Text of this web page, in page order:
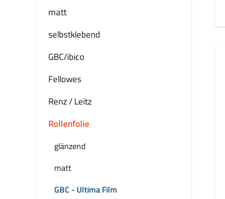
matt
selbstklebend
GBC/ibico
Fellowes
Renz / Leitz
Rollenfolie
glänzend
matt
GBC - Ultima Film